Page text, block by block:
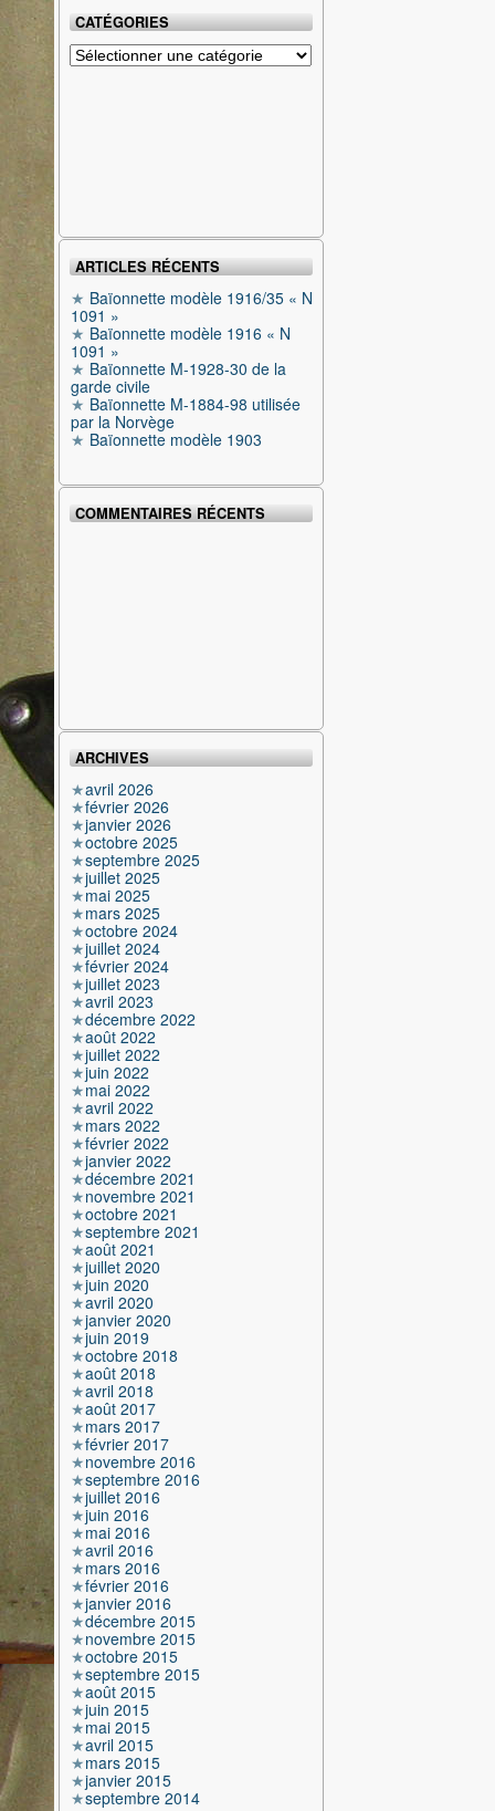
CATÉGORIES
Catégories
ARTICLES RÉCENTS
Baïonnette modèle 1916/35 « N
1091 »
Baïonnette modèle 1916 « N
1091 »
Baïonnette M-1928-30 de la
garde civile
Baïonnette M-1884-98 utilisée
par la Norvège
Baïonnette modèle 1903
COMMENTAIRES RÉCENTS
ARCHIVES
avril 2026
février 2026
janvier 2026
octobre 2025
septembre 2025
juillet 2025
mai 2025
mars 2025
octobre 2024
juillet 2024
février 2024
juillet 2023
avril 2023
décembre 2022
août 2022
juillet 2022
juin 2022
mai 2022
avril 2022
mars 2022
février 2022
janvier 2022
décembre 2021
novembre 2021
octobre 2021
septembre 2021
août 2021
juillet 2020
juin 2020
avril 2020
janvier 2020
juin 2019
octobre 2018
août 2018
avril 2018
août 2017
mars 2017
février 2017
novembre 2016
septembre 2016
juillet 2016
juin 2016
mai 2016
avril 2016
mars 2016
février 2016
janvier 2016
décembre 2015
novembre 2015
octobre 2015
septembre 2015
août 2015
juin 2015
mai 2015
avril 2015
mars 2015
janvier 2015
septembre 2014